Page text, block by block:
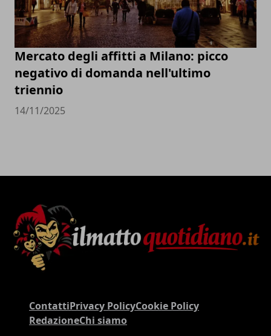
Mercato degli affitti a Milano: picco
negativo di domanda nell'ultimo
triennio
14/11/2025
ContattiPrivacy PolicyCookie Policy
RedazioneChi siamo